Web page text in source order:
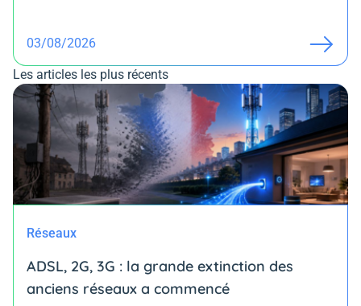
03/08/2026
Les articles les plus récents
Réseaux
ADSL, 2G, 3G : la grande extinction des
anciens réseaux a commencé